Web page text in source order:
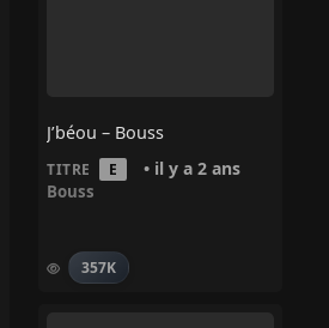
J’béou – Bouss
TITRE E • il y a 2 ans
Bouss
357K